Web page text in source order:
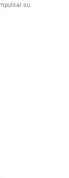
su